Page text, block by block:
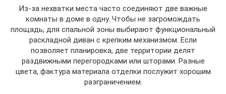
Из-за нехватки места часто соединяют две важные
комнаты в доме в одну. Чтобы не загромождать
площадь, для спальной зоны выбирают функциональный
раскладной диван с крепким механизмом. Если
позволяет планировка, две территории делят
раздвижными перегородками или шторами. Разные
цвета, фактура материала отделки послужит хорошим
разграничением.